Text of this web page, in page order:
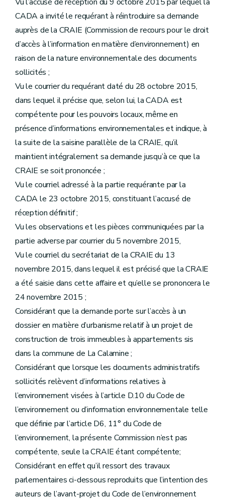
CADA a invité le requérant à réintroduire sa demande
auprès de la CRAIE (Commission de recours pour le droit
d’accès à l’information en matière d’environnement) en
raison de la nature environnementale des documents
sollicités ;
Vu le courrier du requérant daté du 28 octobre 2015,
dans lequel il précise que, selon lui, la CADA est
compétente pour les pouvoirs locaux, même en
présence d’informations environnementales et indique, à
la suite de la saisine parallèle de la CRAIE, qu’il
maintient intégralement sa demande jusqu’à ce que la
CRAIE se soit prononcée ;
Vu le courriel adressé à la partie requérante par la
CADA le 23 octobre 2015, constituant l’accusé de
réception définitif ;
Vu les observations et les pièces communiquées par la
partie adverse par courrier du 5 novembre 2015,
Vu le courriel du secrétariat de la CRAIE du 13
novembre 2015, dans lequel il est précisé que la CRAIE
a été saisie dans cette affaire et qu’elle se prononcera le
24 novembre 2015 ;
Considérant que la demande porte sur l’accès à un
dossier en matière d’urbanisme relatif à un projet de
construction de trois immeubles à appartements sis
dans la commune de La Calamine ;
Considérant que lorsque les documents administratifs
sollicités relèvent d’informations relatives à
l’environnement visées à l’article D.10 du Code de
l’environnement ou d’information environnementale telle
que définie par l’article D6, 11° du Code de
l’environnement, la présente Commission n’est pas
compétente, seule la CRAIE étant compétente;
Considérant en effet qu’il ressort des travaux
parlementaires ci-dessous reproduits que l’intention des
auteurs de l’avant-projet du Code de l’environnement